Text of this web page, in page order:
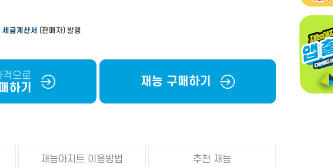
세금계산서 (판매자) 발행
격으로
하기 재능 구매하기
재능아지트 이용방법 추천 재능